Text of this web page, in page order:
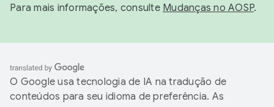
Para mais informações, consulte Mudanças no AOSP.
O Google usa tecnologia de IA na tradução de
conteúdos para seu idioma de preferência. As